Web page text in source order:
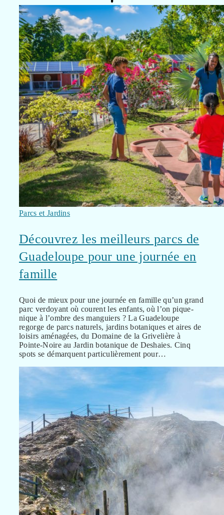
Parcs et Jardins
Découvrez les meilleurs parcs de
Guadeloupe pour une journée en
famille
Quoi de mieux pour une journée en famille qu’un grand
parc verdoyant où courent les enfants, où l’on pique-
nique à l’ombre des manguiers ? La Guadeloupe
regorge de parcs naturels, jardins botaniques et aires de
loisirs aménagées, du Domaine de la Grivelière à
Pointe-Noire au Jardin botanique de Deshaies. Cinq
spots se démarquent particulièrement pour…